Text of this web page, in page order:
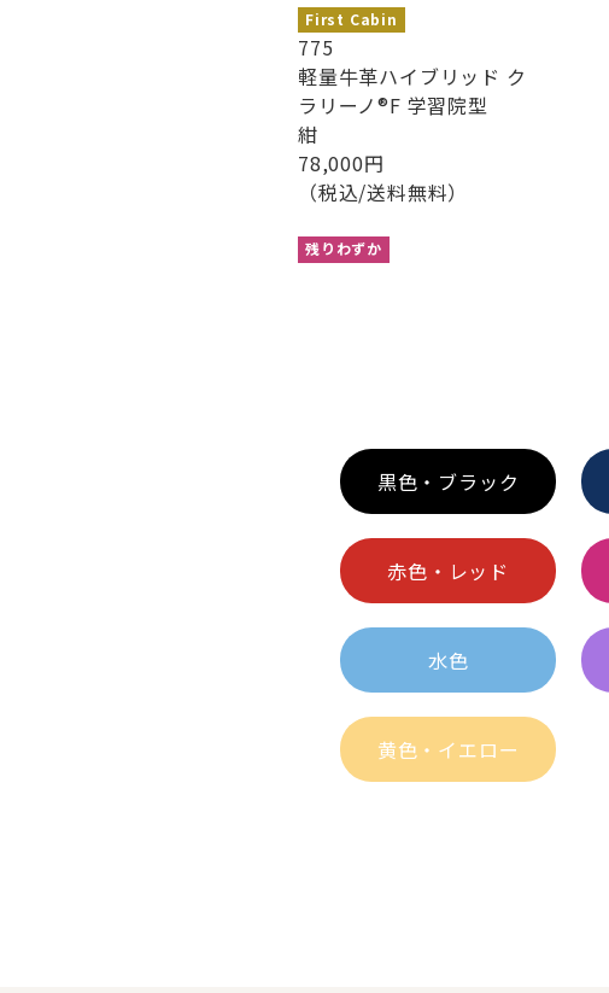
First Cabin
775
軽量牛革ハイブリッド ク
ラリーノ®︎F 学習院型
紺
78,000円
（税込/送料無料）
残りわずか
黒色・ブラック
赤色・レッド
水色
黄色・イエロー